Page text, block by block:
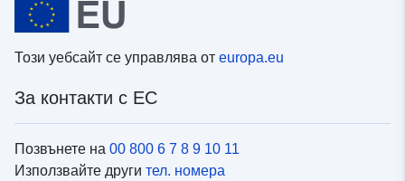
Този уебсайт се управлява от europa.eu
За контакти с ЕС
Позвънете на 00 800 6 7 8 9 10 11
Използвайте други тел. номера